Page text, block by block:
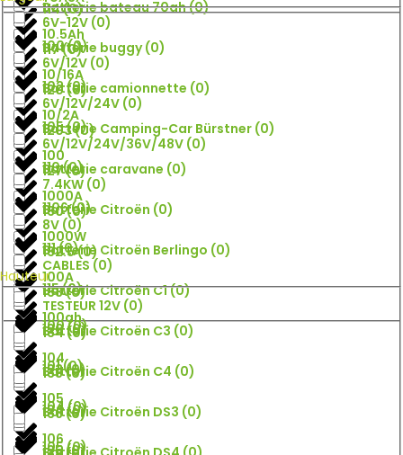
Batterie bateau 70ah(0)
Batterie buggy(0)
Batterie camionnette (0)
Batterie Camping-Car Bürstner (0)
Batterie caravane (0)
Batterie Citroën (0)
Batterie Citroën Berlingo (0)
Batterie Citroën C1(0)
Batterie Citroën C3 (0)
Batterie Citroën C4 (0)
Batterie Citroën DS3 (0)
6V-12V (0)
6V/12V (0)
6V/12V/24V (0)
6V/12V/24V/36V/48V (0)
7.4KW (0)
8V (0)
CABLES (0)
TESTEUR 12V (0)
10.5Ah
10/16A
10/2A
100
1000A
1000W
100A
100ah
104
105
106
114(0)
117(0)
120(0)
1203(0)
127(0)
130(0)
132.5(0)
133(0)
134(0)
135(0)
136(0)
100(0)
102(0)
105(0)
110(0)
1106(0)
111(0)
115(0)
120(0)
123(0)
124(0)
125(0)
Hauteur
100(0)
101(0)
104(0)
105(0)